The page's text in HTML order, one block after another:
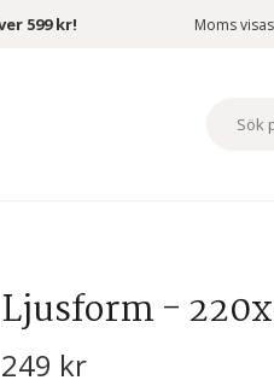
599 kr! Moms
Ljusform -
249 kr